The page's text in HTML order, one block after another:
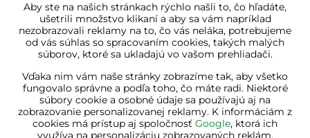
Aby ste na našich stránkach rýchlo našli to, čo hľadáte,
ušetrili množstvo klikaní a aby sa vám napríklad
nezobrazovali reklamy na to, čo vás neláka, potrebujeme
od vás súhlas so spracovaním cookies, takých malých
súborov, ktoré sa ukladajú vo vašom prehliadači.
Vďaka nim vám naše stránky zobrazíme tak, aby všetko
fungovalo správne a podľa toho, čo máte radi. Niektoré
súbory cookie a osobné údaje sa používajú aj na
zobrazovanie personalizovanej reklamy. K informáciám z
cookies má prístup aj spoločnosť Google, ktorá ich
využíva na personalizáciu zobrazovaných reklám.